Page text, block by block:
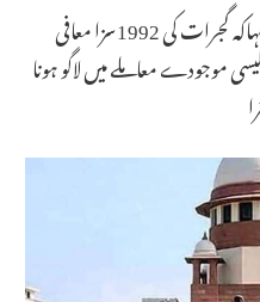
اپنی نظر ثانی کی درخواست میں بانو نے کہاکہ گجرات کی 1992سزا معافی
موجودے معاملے میں لاگو ہونا